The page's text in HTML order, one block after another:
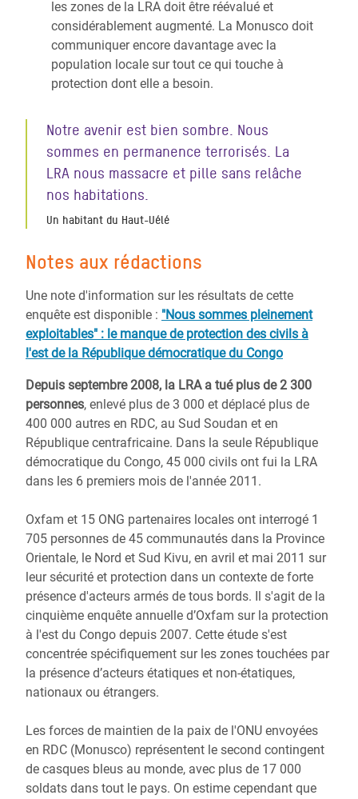
les zones de la LRA doit être réévalué et
considérablement augmenté. La Monusco doit
communiquer encore davantage avec la
population locale sur tout ce qui touche à
protection dont elle a besoin.
Notre avenir est bien sombre. Nous
sommes en permanence terrorisés. La
LRA nous massacre et pille sans relâche
nos habitations.
Un habitant du Haut-Uélé
Notes aux rédactions
Une note d'information sur les résultats de cette
enquête est disponible : "Nous sommes pleinement
exploitables" : le manque de protection des civils à
l'est de la République démocratique du Congo
Depuis septembre 2008, la LRA a tué plus de 2 300
personnes, enlevé plus de 3 000 et déplacé plus de
400 000 autres en RDC, au Sud Soudan et en
République centrafricaine. Dans la seule République
démocratique du Congo, 45 000 civils ont fui la LRA
dans les 6 premiers mois de l'année 2011.
Oxfam et 15 ONG partenaires locales ont interrogé 1
705 personnes de 45 communautés dans la Province
Orientale, le Nord et Sud Kivu, en avril et mai 2011 sur
leur sécurité et protection dans un contexte de forte
présence d'acteurs armés de tous bords. Il s'agit de la
cinquième enquête annuelle d’Oxfam sur la protection
à l'est du Congo depuis 2007. Cette étude s'est
concentrée spécifiquement sur les zones touchées par
la présence d’acteurs étatiques et non-étatiques,
nationaux ou étrangers.
Les forces de maintien de la paix de l'ONU envoyées
en RDC (Monusco) représentent le second contingent
de casques bleus au monde, avec plus de 17 000
soldats dans tout le pays. On estime cependant que